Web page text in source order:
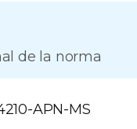
de la norma
APN-MS